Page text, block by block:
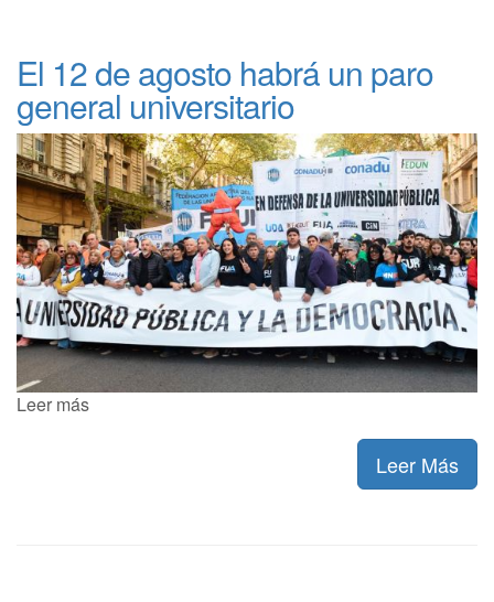
El 12 de agosto habrá un paro
general universitario
Leer más
Leer Más